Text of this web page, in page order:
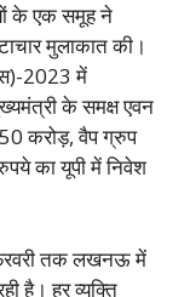
के एक समूह ने
मुलाकात की।
2023 में
के समक्ष एवन
करोड़, वैप ग्रुप
का यूपी में निवेश
तक लखनऊ में
है। हर व्यक्ति